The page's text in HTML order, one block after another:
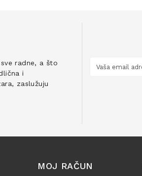
radne, a što
i
zaslužuju
MOJ RAČUN